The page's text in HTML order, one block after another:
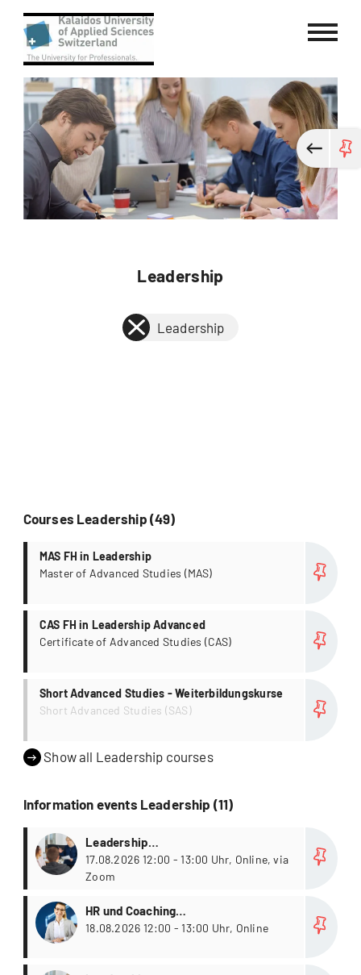
Kalaidos University of Applied
Leadership
Leadership
Courses Leadership (49)
MAS FH in Leadership
Master of Advanced Studies (MAS)
CAS FH in Leadership Advanced
Certificate of Advanced Studies (CAS)
Short Advanced Studies - Weiterbildungskurse
Short Advanced Studies (SAS)
Show all Leadership courses
Information events Leadership (11)
Leadership
Weiterbildungsstudiengänge
17.08.2026 12:00 - 13:00 Uhr, Online, via
Zoom
HR und Coaching
Weiterbildungsstudiengänge18.08.2026 12:00 - 13:00 Uhr, Online